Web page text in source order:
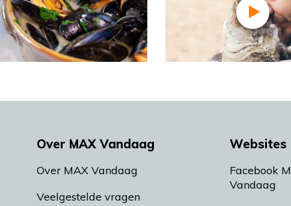
Over MAX Vandaag
Over MAX Vandaag
Veelgestelde vragen
Websites
Facebook
Vandaag